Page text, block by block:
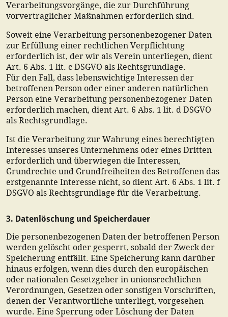
Verarbeitungsvorgänge, die zur Durchführung
vorvertraglicher Maßnahmen erforderlich sind.
Soweit eine Verarbeitung personenbezogener Daten
zur Erfüllung einer rechtlichen Verpflichtung
erforderlich ist, der wir als Verein unterliegen, dient
Art. 6 Abs. 1 lit. c DSGVO als Rechtsgrundlage.
Für den Fall, dass lebenswichtige Interessen der
betroffenen Person oder einer anderen natürlichen
Person eine Verarbeitung personenbezogener Daten
erforderlich machen, dient Art. 6 Abs. 1 lit. d DSGVO
als Rechtsgrundlage.
Ist die Verarbeitung zur Wahrung eines berechtigten
Interesses unseres Unternehmens oder eines Dritten
erforderlich und überwiegen die Interessen,
Grundrechte und Grundfreiheiten des Betroffenen das
erstgenannte Interesse nicht, so dient Art. 6 Abs. 1 lit. f
DSGVO als Rechtsgrundlage für die Verarbeitung.
3. Datenlöschung und Speicherdauer
Die personenbezogenen Daten der betroffenen Person
werden gelöscht oder gesperrt, sobald der Zweck der
Speicherung entfällt. Eine Speicherung kann darüber
hinaus erfolgen, wenn dies durch den europäischen
oder nationalen Gesetzgeber in unionsrechtlichen
Verordnungen, Gesetzen oder sonstigen Vorschriften,
denen der Verantwortliche unterliegt, vorgesehen
wurde. Eine Sperrung oder Löschung der Daten